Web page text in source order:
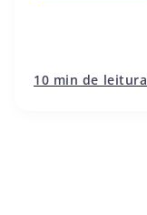
10 min de leitura